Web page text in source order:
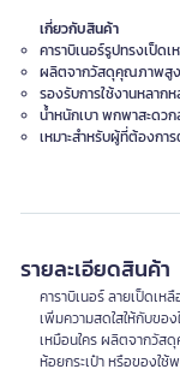
เกี่ยวกับสินค้า
คาราบิเนอร์รูปทรงเป็ด
ผลิตจากวัสดุคุณภาพสูง
รองรับการใช้งานหลาก
น้ำหนักเบา พกพาสะดวก
เหมาะสำหรับผู้ที่ต้องกา
รายละเอียดสินค้า
คาราบิเนอร์ ลายเป็ดเ
เพิ่มความสดใสให้กับขอ
เหมือนใคร ผลิตจากวัส
ห้อยกระเป๋า หรือของใ